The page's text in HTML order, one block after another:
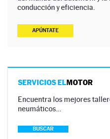
conducción y eficiencia.
APÚNTATE
SERVICIOS ELMOTOR
Encuentra los mejores
neumáticos…
BUSCAR